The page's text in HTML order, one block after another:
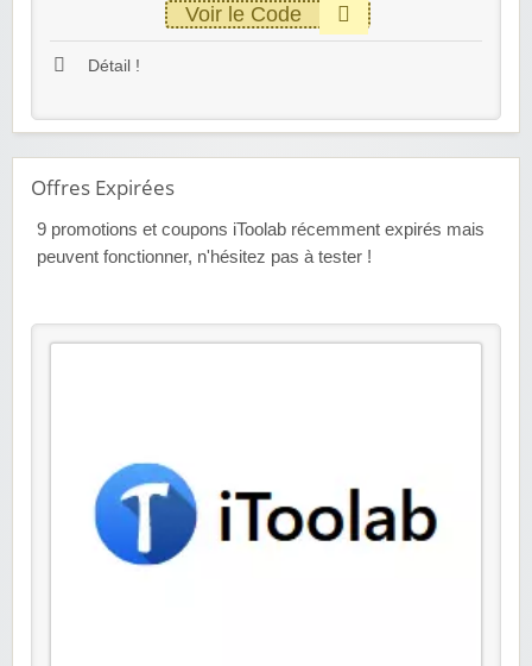
Voir le Code
Détail !
Offres Expirées
9 promotions et coupons iToolab récemment expirés mais
peuvent fonctionner, n'hésitez pas à tester !